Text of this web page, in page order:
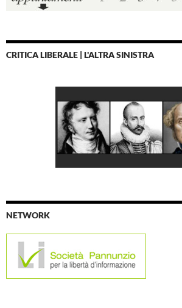
CRITICA LIBERALE | L'ALTRA SINISTRA
NETWORK